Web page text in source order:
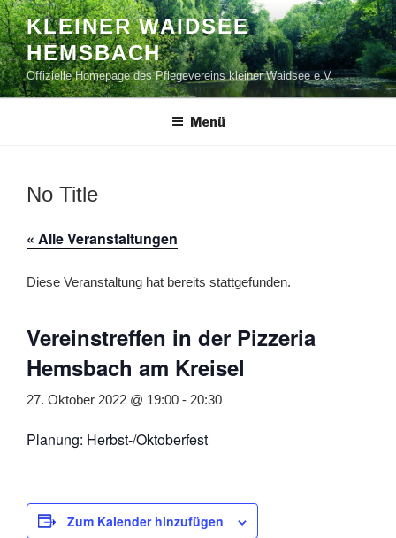
Zum
Inhalt
springen
KLEINER WAIDSEE
HEMSBACH
Offizielle Homepage des Pflegevereins kleiner Waidsee e.V.
Menü
No Title
« Alle Veranstaltungen
Diese Veranstaltung hat bereits stattgefunden.
Vereinstreffen in der Pizzeria
Hemsbach am Kreisel
27. Oktober 2022 @ 19:00 - 20:30
Planung: Herbst-/Oktoberfest
Zum Kalender hinzufügen